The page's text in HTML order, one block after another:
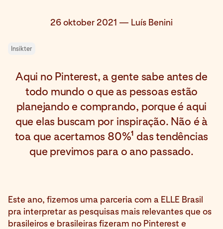
26 oktober 2021 — Luís Benini
Insikter
Aqui no Pinterest, a gente sabe antes de
todo mundo o que as pessoas estão
planejando e comprando, porque é aqui
que elas buscam por inspiração. Não é à
toa que acertamos 80%1 das tendências
que previmos para o ano passado.
Este ano, fizemos uma parceria com a ELLE Brasil
pra interpretar as pesquisas mais relevantes que os
brasileiros e brasileiras fizeram no Pinterest e